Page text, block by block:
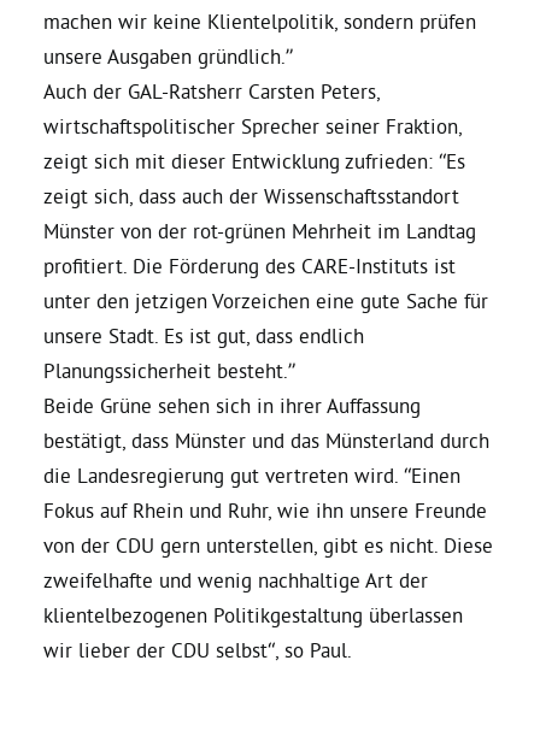
Ratsmitglieder 2025 – 2030
Ratsanträge
Fraktionsgeschäftsstelle
Aktiv werden
Termine
Arbeitsgruppen
Mitglied werden
Kommunalpolitik
machen wir keine Klientelpolitik, sondern prüfen
unsere Ausgaben gründlich.”
Auch der GAL-Ratsherr Carsten Peters,
wirtschaftspolitischer Sprecher seiner Fraktion,
zeigt sich mit dieser Entwicklung zufrieden: “Es
zeigt sich, dass auch der Wissenschaftsstandort
Münster von der rot-grünen Mehrheit im Landtag
profitiert. Die Förderung des CARE-Instituts ist
unter den jetzigen Vorzeichen eine gute Sache für
unsere Stadt. Es ist gut, dass endlich
Planungssicherheit besteht.”
Beide Grüne sehen sich in ihrer Auffassung
bestätigt, dass Münster und das Münsterland durch
die Landesregierung gut vertreten wird. “Einen
Fokus auf Rhein und Ruhr, wie ihn unsere Freunde
von der CDU gern unterstellen, gibt es nicht. Diese
zweifelhafte und wenig nachhaltige Art der
klientelbezogenen Politikgestaltung überlassen
wir lieber der CDU selbst“, so Paul.